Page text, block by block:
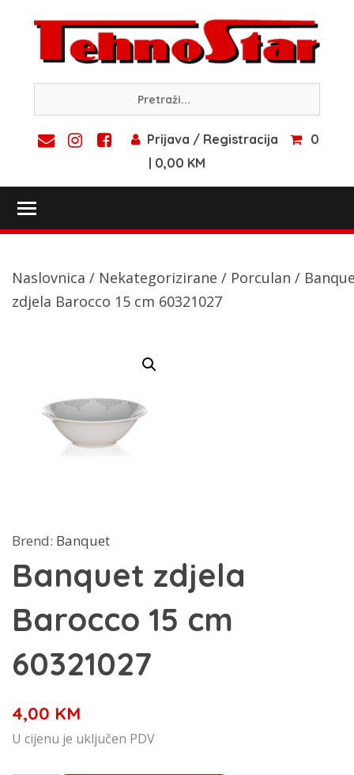
content
Prijava / Registracija
0
| 0,00 KM
Naslovnica / Nekategorizirane / Porculan /
zdjela Barocco 15 cm 60321027
Brend: Banquet
Banquet zdjela
Barocco 15 cm
60321027
4,00 KM
U cijenu je uključen PDV